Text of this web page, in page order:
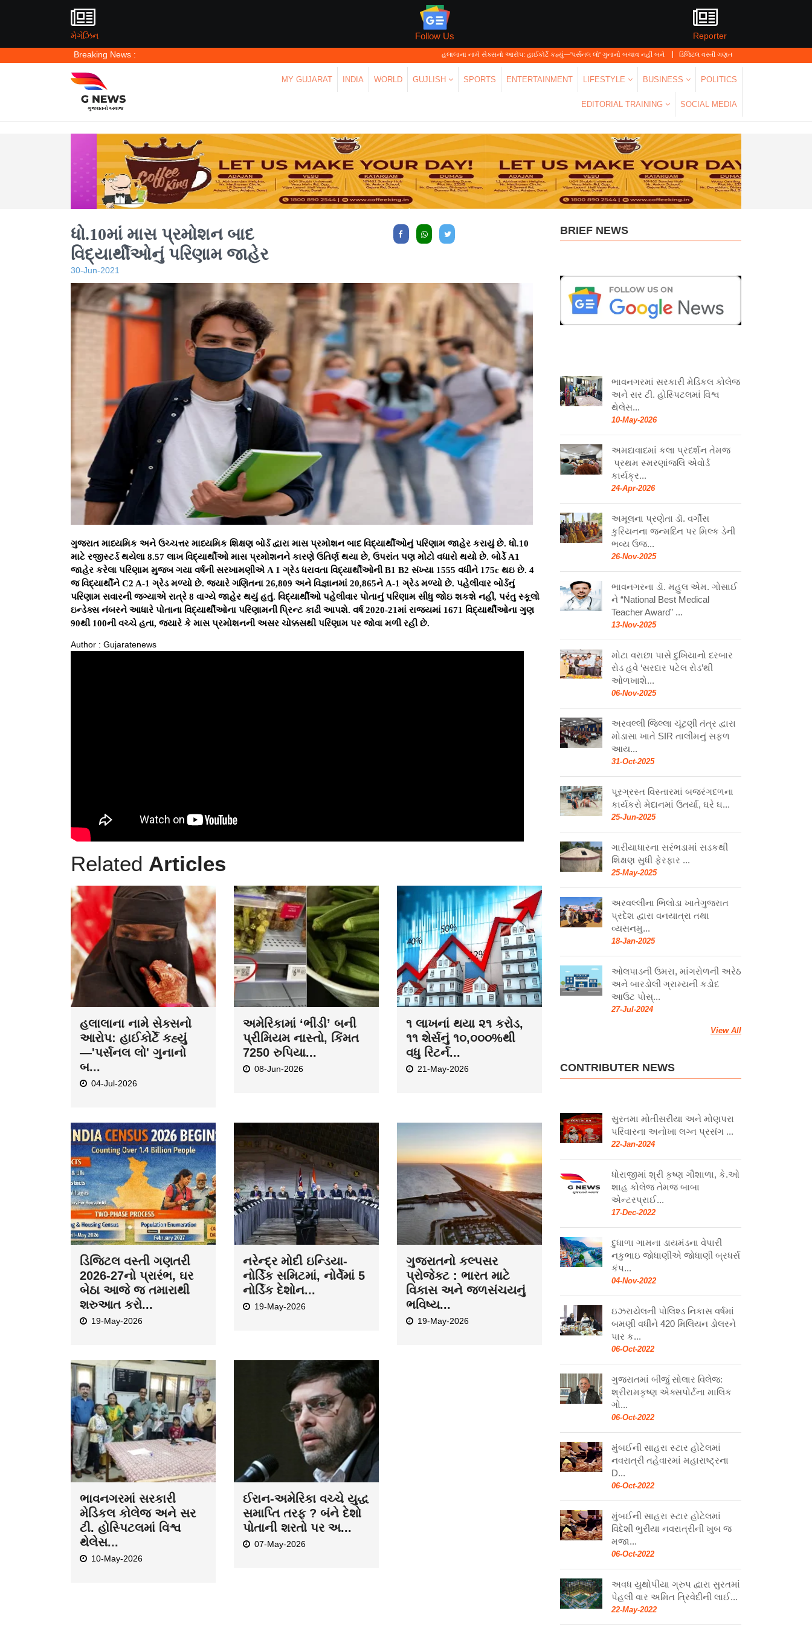
મેગેઝિન Follow Us
Reporter
Breaking News :
હલાલાના નામે સેક્સનો આરોપ: હાઈકોર્ટે કહ્યું—'પર્સનલ લો' ગુનાનો બચાવ નહીં બને ડિજિટલ વસ્તી ગણતરી 2026-27નો પ્રારંભ, ઘર બેઠા આજે જ
MY GUJARAT INDIA WORLD GUJLISH SPORTS ENTERTAINMENT LIFESTYLE BUSINESS POLITICS
EDITORIAL TRAINING SOCIAL MEDIA
ધો.10માં માસ પ્રમોશન બાદ
વિદ્યાર્થીઓનું પરિણામ જાહેર
30-Jun-2021
ગુજરાત માધ્યમિક અને ઉચ્ચત્તર માધ્યમિક શિક્ષણ બોર્ડ દ્વારા માસ પ્રમોશન બાદ વિદ્યાર્થીઓનું પરિણામ જાહેર કરાયું છે. ધો.10
માટે રજીસ્ટર્ડ થયેલા 8.57 લાખ વિદ્યાર્થીઓ માસ પ્રમોશનને કારણે ઉતિર્ણ થયા છે, ઉપરાંત પણ મોટો વધારો થયો છે. બોર્ડે A1
જાહેર કરેલા પરિણામ મુજબ ગયા વર્ષની સરખામણીએ A 1 ગ્રેડ ધરાવતા વિદ્યાર્થીઓની B1 B2 સંખ્યા 1555 વધીને 175c થઇ છે. 4
જ વિદ્યાર્થીને C2 A-1 ગ્રેડ મળ્યો છે. જ્યારે ગણિતના 26,809 અને વિજ્ઞાનમાં 20,865ને A-1 ગ્રેડ મળ્યો છે. પહેલીવાર બોર્ડનું
પરિણામ સવારની જગ્યાએ રાત્રે 8 વાગ્યે જાહેર થયું હતું. વિદ્યાર્થીઓ પહેલીવાર પોતાનું પરિણામ સીધુ જોઇ શકશે નહીં, પરંતુ સ્કૂલો
ઇન્ડેક્સ નંબરને આધારે પોતાના વિદ્યાર્થીઓના પરિણામની પ્રિન્ટ કાઢી આપશે. વર્ષ 2020-21માં રાજ્યમાં 1671 વિદ્યાર્થીઓના ગુણ
90થી 100ની વચ્ચે હતા, જ્યારે કે માસ પ્રમોશનની અસર ચોક્કસથી પરિણામ પર જોવા મળી રહી છે.
Author : Gujaratenews
Related Articles
હલાલાના નામે સેક્સનો
આરોપ: હાઈકોર્ટે કહ્યું
—'પર્સનલ લો' ગુનાનો
બ...
04-Jul-2026
અમેરિકામાં ‘ભીંડી’ બની
પ્રીમિયમ નાસ્તો, કિંમત
7250 રુપિયા...
08-Jun-2026
૧ લાખનાં થયા ૨૧ કરોડ,
૧૧ શેર્સનું ૧૦,૦૦૦%થી
વધુ રિટર્ન...
21-May-2026
ડિજિટલ વસ્તી ગણતરી
2026-27નો પ્રારંભ, ઘર
બેઠા આજે જ તમારાથી
શરુઆત કરો...
19-May-2026
નરેન્દ્ર મોદી ઇન્ડિયા-
નોર્ડિક સમિટમાં, નોર્વેમાં 5
નોર્ડિક દેશોન...
19-May-2026
ગુજરાતનો કલ્પસર
પ્રોજેક્ટ : ભારત માટે
વિકાસ અને જળસંચયનું
ભવિષ્ય...
19-May-2026
ભાવનગરમાં સરકારી
મેડિકલ કોલેજ અને સર
ટી. હોસ્પિટલમાં વિશ્વ
થેલેસ...
10-May-2026
ઈરાન-અમેરિકા વચ્ચે યુદ્ધ
સમાપ્તિ તરફ ? બંને દેશો
પોતાની શરતો પર અ...
07-May-2026
BRIEF NEWS
ભાવનગરમાં સરકારી મેડિકલ કોલેજ
અને સર ટી. હોસ્પિટલમાં વિશ્વ
થેલેસ...
10-May-2026
અમદાવાદમાં કલા પ્રદર્શન તેમજ
પ્રથમ સ્મરણાંજલિ એવોર્ડ
કાર્યક્ર...
24-Apr-2026
અમૂલના પ્રણેતા ડૉ. વર્ગીસ
કુરિયનના જન્મદિન પર મિલ્ક ડેની
ભવ્ય ઉજ...
26-Nov-2025
ભાવનગરના ડૉ. મહુલ એમ. ગોસાઈ
ને “National Best Medical
Teacher Award” ...
13-Nov-2025
મોટા વરાછા પાસે દુખિયાનો દરબાર
રોડ હવે ‘સરદાર પટેલ રોડ’થી
ઓળખાશે...
06-Nov-2025
અરવલ્લી જિલ્લા ચૂંટણી તંત્ર દ્વારા
મોડાસા ખાતે SIR તાલીમનું સફળ
આય...
31-Oct-2025
પૂરગ્રસ્ત વિસ્તારમાં બજરંગદળના
કાર્યકરો મેદાનમાં ઉતર્યા, ઘરે ઘ...
25-Jun-2025
ગારીયાધારના સરંભડામાં સડકથી
શિક્ષણ સુધી ફેરફાર ...
25-May-2025
અરવલ્લીના ભિલોડા ખાતેગુજરાત
પ્રદેશ દ્વારા વનયાત્રા તથા
વ્યસનમુ...
18-Jan-2025
ઓલપાડની ઉમરા, માંગરોળની અરેઠ
અને બારડોલી ગ્રામ્યની કડોદ
આઉટ પોસ્...
27-Jul-2024
View All
CONTRIBUTER NEWS
સુરતમા મોતીસરીયા અને મોણપરા
પરિવારના અનોખા લગ્ન પ્રસંગ ...
22-Jan-2024
ધોરાજીમાં શ્રી કૃષ્ણ ગૌશાળા, કે.ઓ
શાહ કોલેજ તેમજ બાબા
એન્ટરપ્રાઈ...
17-Dec-2022
દુધાળા ગામના ડાયમંડના વેપારી
નકુભાઇ જોધાણીએ જોધાણી બ્રધર્સ
કંપ...
04-Nov-2022
ઇઝરાયેલની પોલિશ્ડ નિકાસ વર્ષમાં
બમણી વધીને 420 મિલિયન ડોલરને
પાર ક...
06-Oct-2022
ગુજરાતમાં બીજું સોલાર વિલેજ:
શ્રીરામકૃષ્ણ એક્સપોર્ટના માલિક
ગો...
06-Oct-2022
મુંબઈની સાહરા સ્ટાર હોટેલમાં
નવરાત્રી તહેવારમાં મહારાષ્ટ્રના
D...
06-Oct-2022
મુંબઈની સાહરા સ્ટાર હોટેલમાં
વિદેશી ભુરીયા નવરાત્રીની ખુબ જ
મજા...
06-Oct-2022
અવધ યુથોપીયા ગ્રુપ દ્વારા સુરતમાં
પેહલી વાર અમિત ત્રિવેદીની લાઈ...
22-May-2022